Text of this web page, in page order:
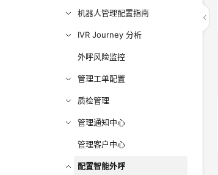
机器人管理配置指南
IVR Journey 分析
外呼风险监控
管理工单配置
质检管理
管理通知中心
管理客户中心
配置智能外呼